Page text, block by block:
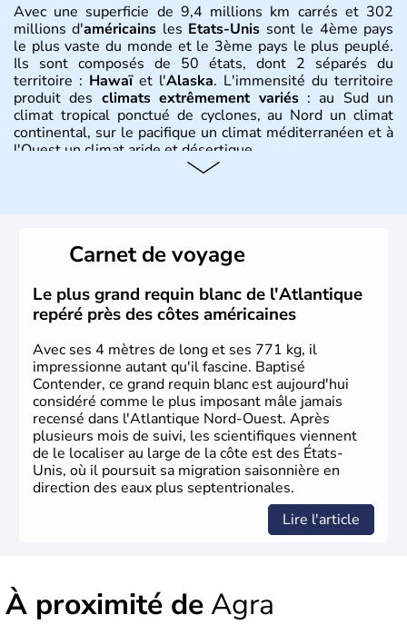
Avec une superficie de 9,4 millions km carrés et 302
millions d'américains les Etats-Unis sont le 4ème pays
le plus vaste du monde et le 3ème pays le plus peuplé.
Ils sont composés de 50 états, dont 2 séparés du
territoire : Hawaïet l'Alaska. L'immensité du territoire
produit des climats extrêmement variés: au Sud un
climat tropical ponctué de cyclones, au Nord un climat
continental, sur le pacifique un climat méditerranéen et à
l'Ouest un climat aride et désertique.
Plusieurs populations se sont succédées avant l'arrivée
des européens, suite à la découverte du continent par
Christophe Colomb en 1492. Les 13 colonies
britanniques proclament la Déclaration d'indépendance
en 1776 et adoptent leur première constitution en 1787.
La conquête de l'Ouest marque ensuite l'entrée dans une
phase de développement intense.
Carnet de voyage
Le plus grand requin blanc de l'Atlantique
repéré près des côtes américaines
Avec ses 4 mètres de long et ses 771 kg, il
impressionne autant qu'il fascine. Baptisé
Contender, ce grand requin blanc est aujourd'hui
considéré comme le plus imposant mâle jamais
recensé dans l'Atlantique Nord-Ouest. Après
plusieurs mois de suivi, les scientifiques viennent
de le localiser au large de la côte est des États-
Unis, où il poursuit sa migration saisonnière en
direction des eaux plus septentrionales.
Lire l'article
À proximité deAgra